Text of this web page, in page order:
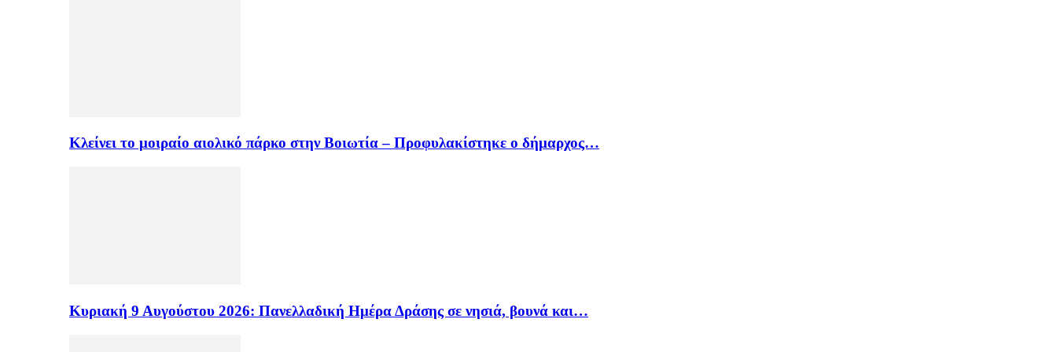
Κλείνει το μοιραίο αιολικό πάρκο στην Βοιωτία – Προφυλακίστηκε ο δήμαρχος…
Κυριακή 9 Αυγούστου 2026: Πανελλαδική Ημέρα Δράσης σε νησιά, βουνά και…